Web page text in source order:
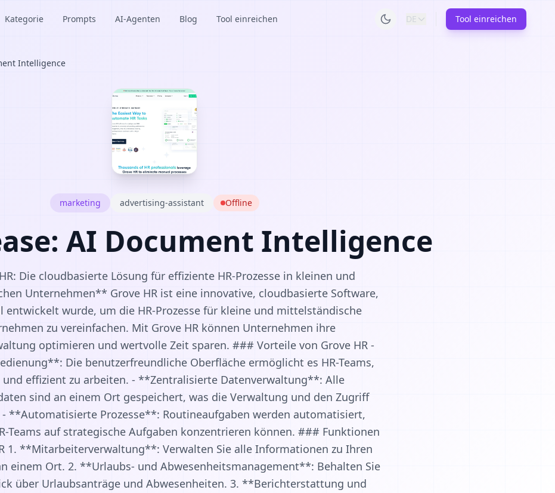
Kategorie Prompts AI-Agenten Blog Tool einreichen DE Tool einreichen
Intelligence
marketing advertising-assistant Offline
AI Document Intelligence
Die cloudbasierte Lösung für effiziente HR-Prozesse in kleinen und
Unternehmen** Grove HR ist eine innovative, cloudbasierte Software,
entwickelt wurde, um die HR-Prozesse für kleine und mittelständische
zu vereinfachen. Mit Grove HR können Unternehmen ihre
optimieren und wertvolle Zeit sparen. ### Vorteile von Grove HR -
Die benutzerfreundliche Oberfläche ermöglicht es HR-Teams,
und effizient zu arbeiten. - **Zentralisierte Datenverwaltung**: Alle
sind an einem Ort gespeichert, was die Verwaltung und den Zugriff
**Automatisierte Prozesse**: Routineaufgaben werden automatisiert,
Teams auf strategische Aufgaben konzentrieren können. ### Funktionen
1. **Mitarbeiterverwaltung**: Verwalten Sie alle Informationen zu Ihren
einem Ort. 2. **Urlaubs- und Abwesenheitsmanagement**: Behalten Sie
über Urlaubsanträge und Abwesenheiten. 3. **Berichterstattung und